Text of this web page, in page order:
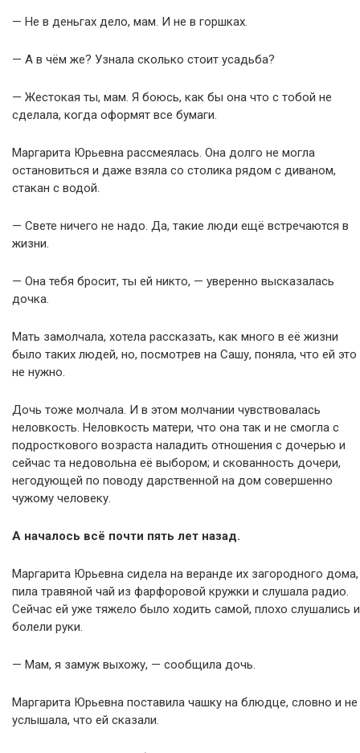
— Не в деньгах дело, мам. И не в горшках.
— А в чём же? Узнала сколько стоит усадьба?
— Жестокая ты, мам. Я боюсь, как бы она что с тобой не
сделала, когда оформят все бумаги.
Маргарита Юрьевна рассмеялась. Она долго не могла
остановиться и даже взяла со столика рядом с диваном,
стакан с водой.
— Свете ничего не надо. Да, такие люди ещё встречаются в
жизни.
— Она тебя бросит, ты ей никто, — уверенно высказалась
дочка.
Мать замолчала, хотела рассказать, как много в её жизни
было таких людей, но, посмотрев на Сашу, поняла, что ей это
не нужно.
Дочь тоже молчала. И в этом молчании чувствовалась
неловкость. Неловкость матери, что она так и не смогла с
подросткового возраста наладить отношения с дочерью и
сейчас та недовольна её выбором; и скованность дочери,
негодующей по поводу дарственной на дом совершенно
чужому человеку.
А началось всё почти пять лет назад.
Маргарита Юрьевна сидела на веранде их загородного дома,
пила травяной чай из фарфоровой кружки и слушала радио.
Сейчас ей уже тяжело было ходить самой, плохо слушались и
болели руки.
— Мам, я замуж выхожу, — сообщила дочь.
Маргарита Юрьевна поставила чашку на блюдце, словно и не
услышала, что ей сказали.